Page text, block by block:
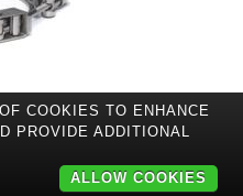
COOKIES TO ENHANCE
PROVIDE ADDITIONAL
ALLOW COOKIES